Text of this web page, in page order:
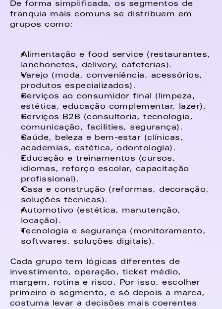
De forma simplificada, os segmentos de
franquia mais comuns se distribuem em
grupos como:
Alimentação e food service (restaurantes,
lanchonetes, delivery, cafeterias).
Varejo (moda, conveniência, acessórios,
produtos especializados).
Serviços ao consumidor final (limpeza,
estética, educação complementar, lazer).
Serviços B2B (consultoria, tecnologia,
comunicação, facilities, segurança).
Saúde, beleza e bem-estar (clínicas,
academias, estética, odontologia).
Educação e treinamentos (cursos,
idiomas, reforço escolar, capacitação
profissional).
Casa e construção (reformas, decoração,
soluções técnicas).
Automotivo (estética, manutenção,
locação).
Tecnologia e segurança (monitoramento,
softwares, soluções digitais).
Cada grupo tem lógicas diferentes de
investimento, operação, ticket médio,
margem, rotina e risco. Por isso, escolher
primeiro o segmento, e só depois a marca,
costuma levar a decisões mais coerentes